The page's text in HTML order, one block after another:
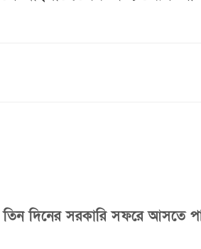
তিন দিনের সরকারি সফরে আসতে